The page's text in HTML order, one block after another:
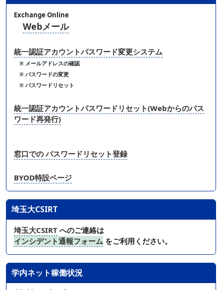
Exchange Online
Webメール
統一認証アカウントパスワード変更システム
※ メールアドレスの確認
※ パスワードの変更
※ パスワードリセット
統一認証アカウントパスワードリセット(Webからのパス
ワード再発行)
窓口での パスワードリセット登録
BYOD特設ページ
埼玉大CSIRT
埼玉大CSIRT へのご連絡は
インシデント通報フォーム をご利用ください。
学内ネット稼働状況